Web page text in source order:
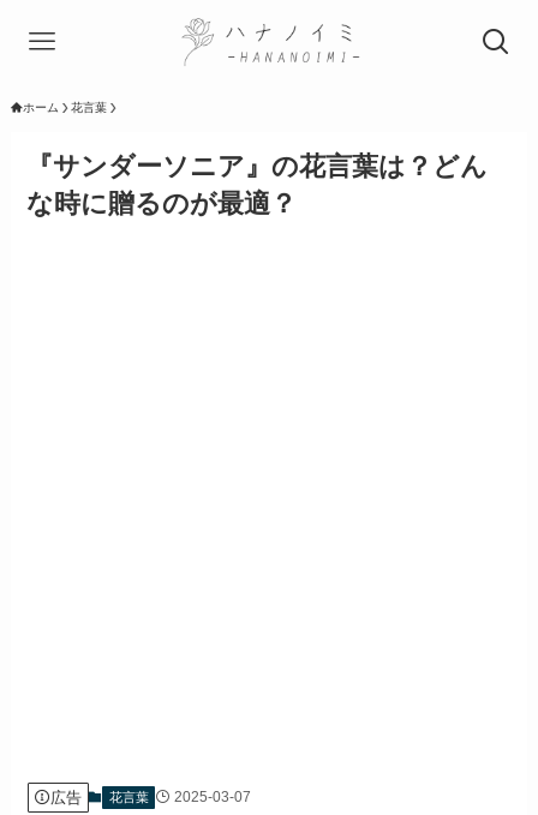
ホーム 花言葉
『サンダーソニア』の花言葉は？どん
な時に贈るのが最適？
広告 花言葉 2025-03-07